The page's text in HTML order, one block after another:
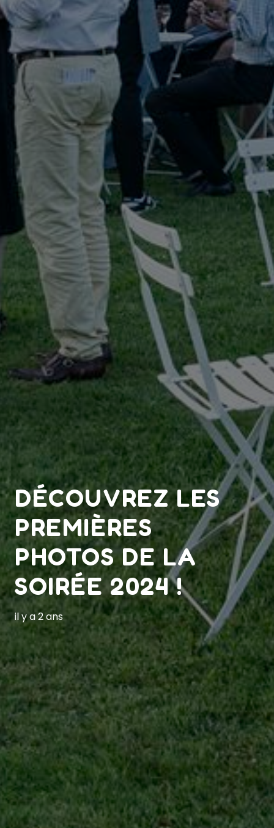
DÉCOUVREZ LES
PREMIÈRES
PHOTOS DE LA
SOIRÉE 2024 !
il y a 2 ans